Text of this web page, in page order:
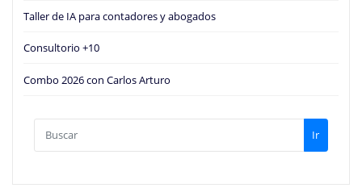
Taller de IA para contadores y abogados
Consultorio +10
Combo 2026 con Carlos Arturo
Ir